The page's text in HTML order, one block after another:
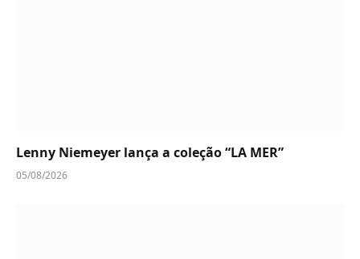
Lenny Niemeyer lança a coleção “LA MER”
05/08/2026